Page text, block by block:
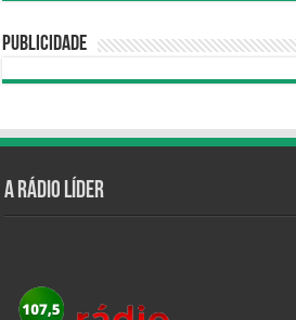
Publicidade
A Rádio Líder